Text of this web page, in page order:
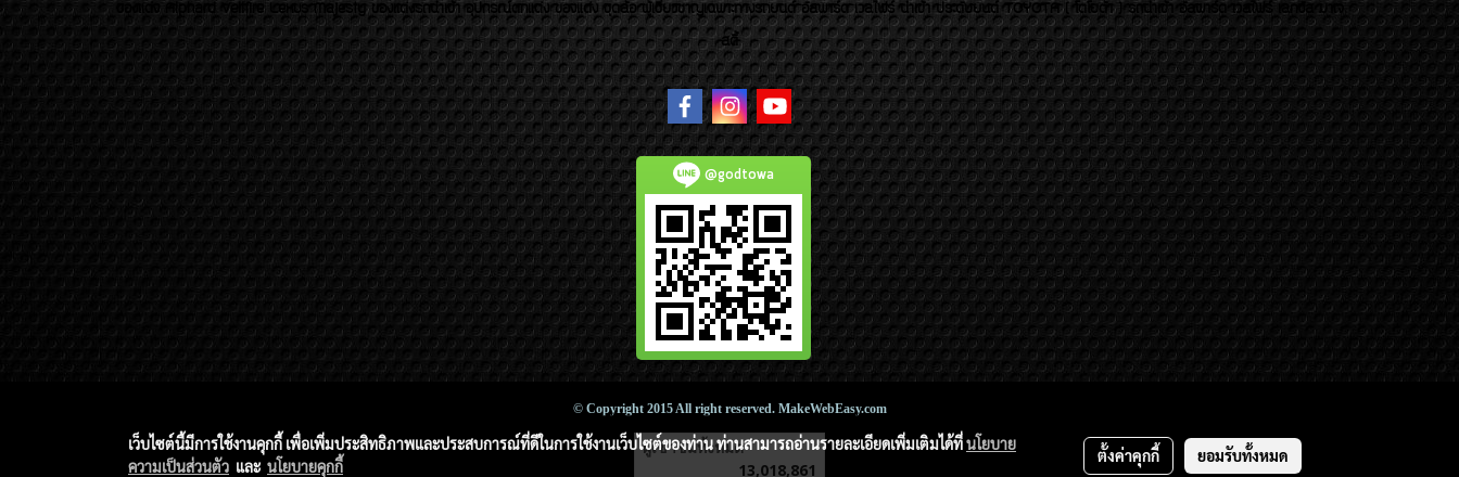
ของเเต่ง Alphard Vellfire Lexus Majesty ของเเต่งรถนำเข้า อุปกรณ์ตกแต่ง ของแต่ง ชุดล้อ ผู้เชี่ยวชาญเฉพาะทางรถยนต์ อัลพาร์ด เวลไฟร์ นำเข้า ประดับยนต์ TOYOTA ( โตโยต้า ) รถนำเข้า อัลพาร์ด เวลไฟร์ เลกซัส มาเจ
สตี้
@godtowa
© Copyright 2015 All right reserved. MakeWebEasy.com
ผู้เข้าชมวันนี้ 2,087
เว็บไซต์นี้มีการใช้งานคุกกี้ เพื่อเพิ่มประสิทธิภาพและประสบการณ์ที่ดีในการใช้งานเว็บไซต์ของท่าน ท่านสามารถอ่านรายละเอียดเพิ่มเติมได้ที่นโยบาย
ความเป็นส่วนตัว และ นโยบายคุกกี้
ตั้งค่าคุกกี้ ยอมรับทั้งหมด